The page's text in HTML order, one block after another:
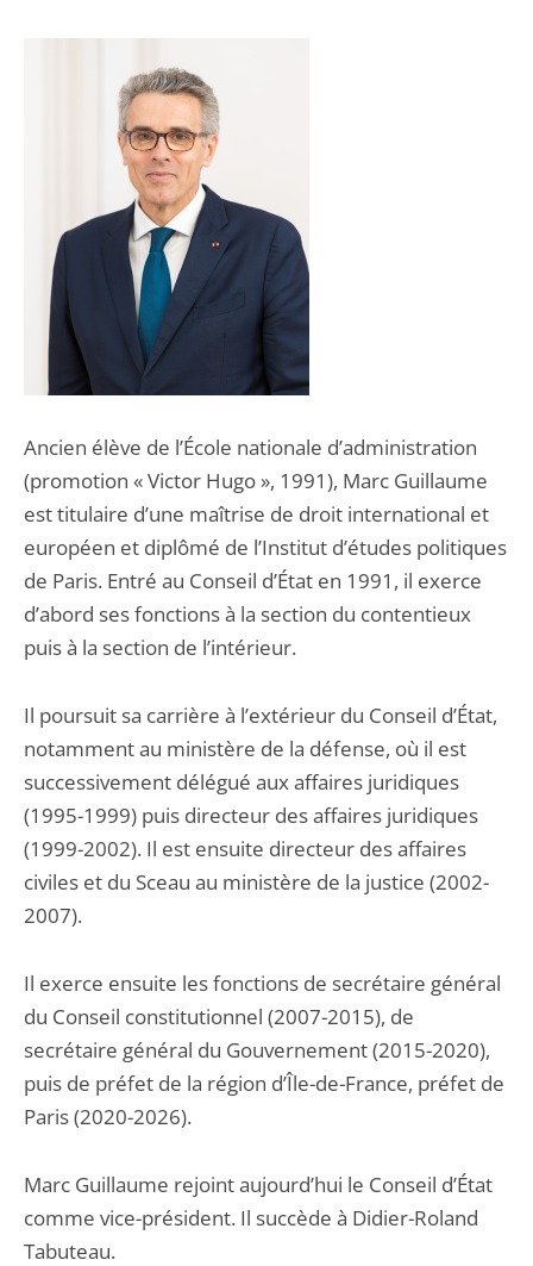
Ancien élève de l’École nationale d’administration
(promotion « Victor Hugo », 1991), Marc Guillaume
est titulaire d’une maîtrise de droit international et
européen et diplômé de l’Institut d’études politiques
de Paris. Entré au Conseil d’État en 1991, il exerce
d’abord ses fonctions à la section du contentieux
puis à la section de l’intérieur.
Il poursuit sa carrière à l’extérieur du Conseil d’État,
notamment au ministère de la défense, où il est
successivement délégué aux affaires juridiques
(1995-1999) puis directeur des affaires juridiques
(1999-2002). Il est ensuite directeur des affaires
civiles et du Sceau au ministère de la justice (2002-
2007).
Il exerce ensuite les fonctions de secrétaire général
du Conseil constitutionnel (2007-2015), de
secrétaire général du Gouvernement (2015-2020),
puis de préfet de la région d’Île-de-France, préfet de
Paris (2020-2026).
Marc Guillaume rejoint aujourd’hui le Conseil d’État
comme vice-président. Il succède à Didier-Roland
Tabuteau.